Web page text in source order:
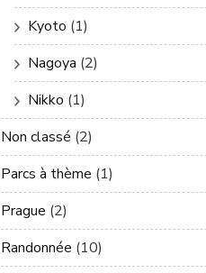
Kyoto (1)
Nagoya (2)
Nikko (1)
Non classé (2)
Parcs à thème (1)
Prague (2)
Randonnée (10)